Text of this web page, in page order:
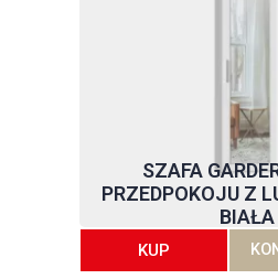
SZAFA
PRZEDPOKOJU Z
BIAŁA
KUP